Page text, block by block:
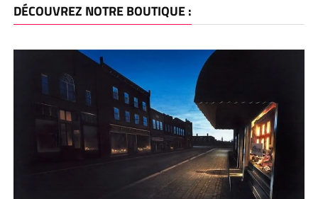
DÉCOUVREZ NOTRE BOUTIQUE :